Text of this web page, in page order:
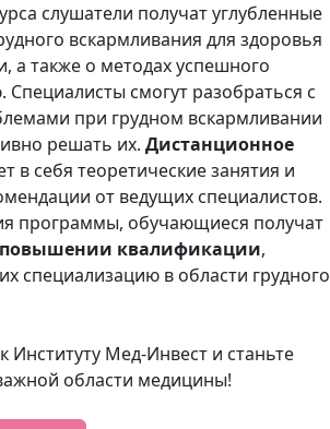
слушатели получат углубленные
вскармливания для здоровья
а также о методах успешного
смогут разобраться с
при грудном вскармливании
решать их. Дистанционное
в себя теоретические занятия и
от ведущих специалистов.
программы, обучающиеся получат
повышении квалификации,
специализацию в области грудного
Институту Мед-Инвест и станьте
области медицины!